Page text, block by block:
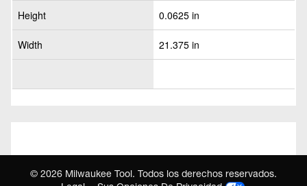
Height 0.0625 in
Width 21.375 in
© 2026 Milwaukee Tool. Todos los derechos reservados.